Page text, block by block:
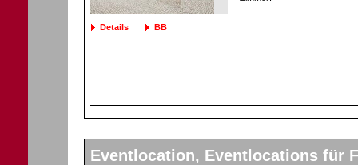
Details BB
Eventlocation, Eventlocations für